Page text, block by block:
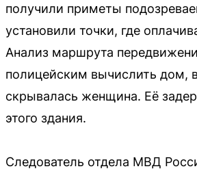
получили приметы
установили точки, где
Анализ маршрута
полицейским вычислить дом,
скрывалась женщина. Её
этого здания.
Следователь отдела МВД